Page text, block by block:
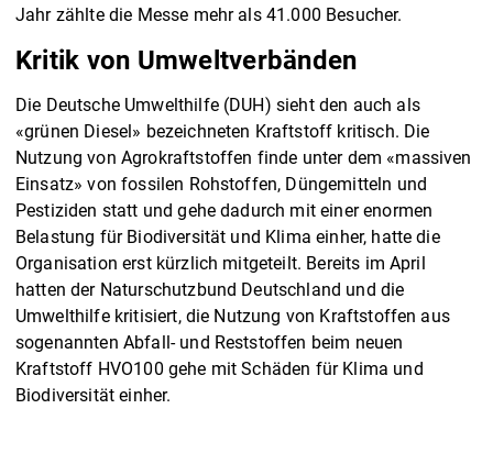
Jahr zählte die Messe mehr als 41.000 Besucher.
Kritik von Umweltverbänden
Die Deutsche Umwelthilfe (DUH) sieht den auch als
«grünen Diesel» bezeichneten Kraftstoff kritisch. Die
Nutzung von Agrokraftstoffen finde unter dem «massiven
Einsatz» von fossilen Rohstoffen, Düngemitteln und
Pestiziden statt und gehe dadurch mit einer enormen
Belastung für Biodiversität und Klima einher, hatte die
Organisation erst kürzlich mitgeteilt. Bereits im April
hatten der Naturschutzbund Deutschland und die
Umwelthilfe kritisiert, die Nutzung von Kraftstoffen aus
sogenannten Abfall- und Reststoffen beim neuen
Kraftstoff HVO100 gehe mit Schäden für Klima und
Biodiversität einher.